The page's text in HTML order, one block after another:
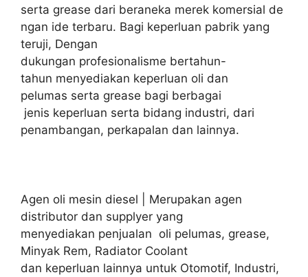
serta grease dari beraneka merek komersial de
ngan ide terbaru. Bagi keperluan pabrik yang
teruji, Dengan
dukungan profesionalisme bertahun-
tahun menyediakan keperluan oli dan
pelumas serta grease bagi berbagai
jenis keperluan serta bidang industri, dari
penambangan, perkapalan dan lainnya.
Agen oli mesin diesel | Merupakan agen
distributor dan supplyer yang
menyediakan penjualan oli pelumas, grease,
Minyak Rem, Radiator Coolant
dan keperluan lainnya untuk Otomotif, Industri,